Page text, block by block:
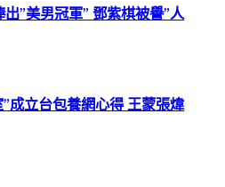
”美男冠軍” 鄧紫棋被譽”人
成立台包養網心得 王蒙張煒